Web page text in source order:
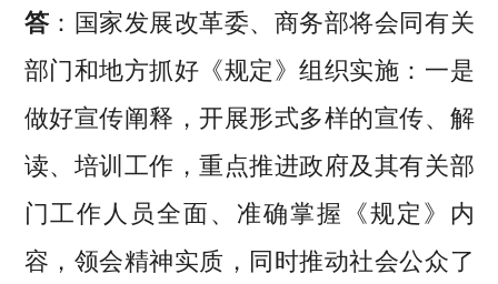
答：国家发展改革委、商务部将会同有关
部门和地方抓好《规定》组织实施：一是
做好宣传阐释，开展形式多样的宣传、解
读、培训工作，重点推进政府及其有关部
门工作人员全面、准确掌握《规定》内
容，领会精神实质，同时推动社会公众了